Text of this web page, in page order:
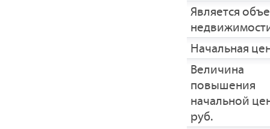
Является
Начальная
Величина
повышения
начальной
руб.